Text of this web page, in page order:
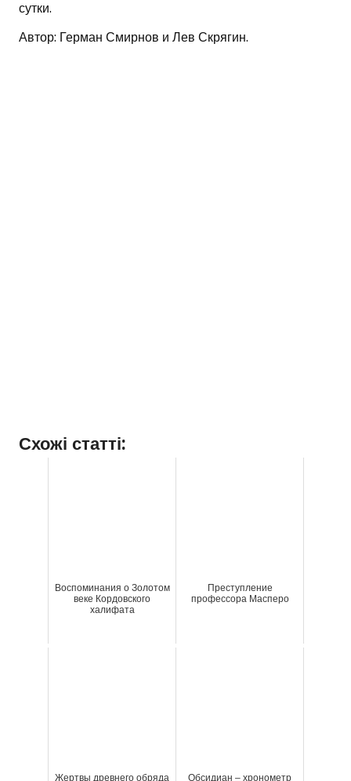
сутки.
Автор: Герман Смирнов и Лев Скрягин.
Схожі статті:
Воспоминания о Золотом
веке Кордовского
халифата
Преступление
профессора Масперо
Жертвы древнего обряда Обсидиан – хронометр